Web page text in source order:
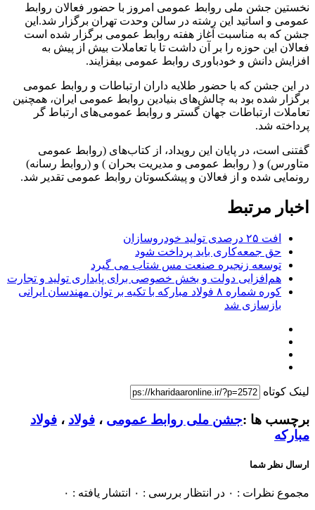
نخستین جشن ملی روابط عمومی امروز با حضور فعالان روابط
عمومی و اساتید این رشته در سالن وحدت تهران برگزار شد.این
جشن که به مناسبت آغاز هفته روابط عمومی برگزار شده است
فعالان این حوزه را بر آن داشت تا با تعاملات بیش از پیش به
افزایش دانش و خودباوری روابط عمومی بیفزایند.
در این جشن که با حضور طلایه داران ارتباطات و روابط عمومی
برگزار شده بود به چالش‌های بنیادین روابط عمومی ایران، همچنین
تعاملات ارتباطات جهان گستر و روابط عمومی‌های ارتباط گر
پرداخته شد.
گفتنی است، در پایان این رویداد، از کتاب‌های (روابط عمومی
متاورس) و ( روابط عمومی و مدیریت بحران ) و (روابط رسانه)
رونمایی شده و از فعالان و پیشکسوتان روابط عمومی تقدیر شد.
اخبار مرتبط
افت ۲۵ درصدی تولید خودروسازان
حق جمعه‌کاری باید پرداخت شود
توسعه زنجیره صنعت مس شتاب می گیرد
هم‌افزایی دولت و بخش خصوصی برای پایداری تولید و تجارت
کوره شماره ۸ فولاد مبارکه با تکیه بر توان مهندسان ایرانی
بازسازی شد
لینک کوتاه
برچسب ها :جشن ملی روابط عمومی ، فولاد ، فولاد
مبارکه
ارسال نظر شما
مجموع نظرات : ۰ در انتظار بررسی : ۰ انتشار یافته : ۰